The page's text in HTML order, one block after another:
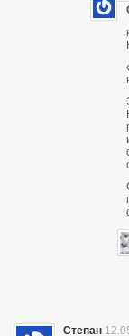
Степан